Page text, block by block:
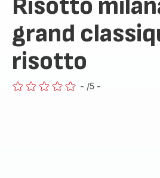
Risotto
grand
risotto
- /5 -